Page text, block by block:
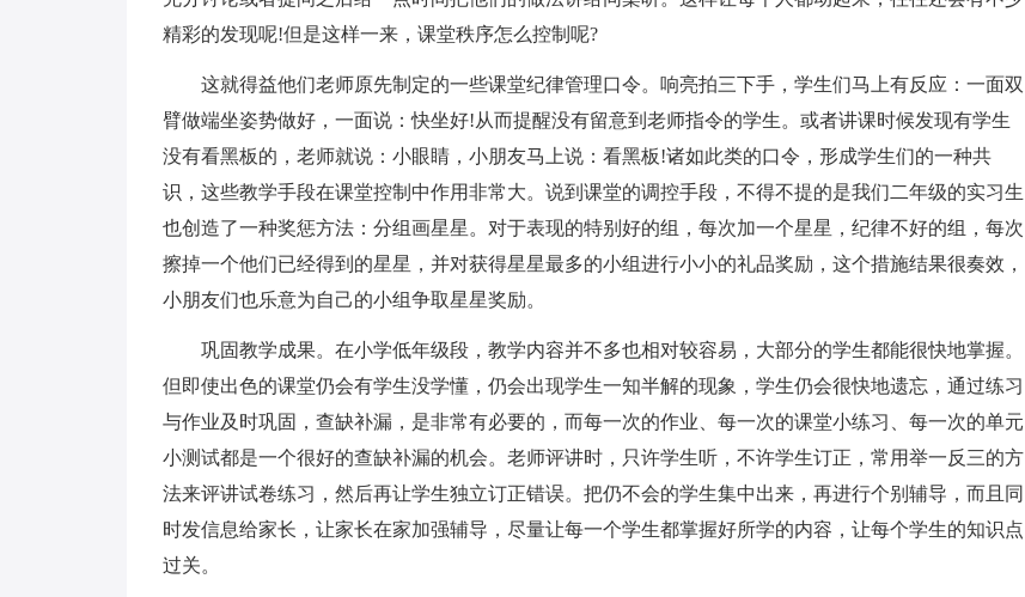
精彩的发现呢!但是这样一来，课堂秩序怎么控制呢?
这就得益他们老师原先制定的一些课堂纪律管理口令。响亮拍三下手，学生们马上有反应：一面双
臂做端坐姿势做好，一面说：快坐好!从而提醒没有留意到老师指令的学生。或者讲课时候发现有学生
没有看黑板的，老师就说：小眼睛，小朋友马上说：看黑板!诸如此类的口令，形成学生们的一种共
识，这些教学手段在课堂控制中作用非常大。说到课堂的调控手段，不得不提的是我们二年级的实习生
也创造了一种奖惩方法：分组画星星。对于表现的特别好的组，每次加一个星星，纪律不好的组，每次
擦掉一个他们已经得到的星星，并对获得星星最多的小组进行小小的礼品奖励，这个措施结果很奏效，
小朋友们也乐意为自己的小组争取星星奖励。
巩固教学成果。在小学低年级段，教学内容并不多也相对较容易，大部分的学生都能很快地掌握。
但即使出色的课堂仍会有学生没学懂，仍会出现学生一知半解的现象，学生仍会很快地遗忘，通过练习
与作业及时巩固，查缺补漏，是非常有必要的，而每一次的作业、每一次的课堂小练习、每一次的单元
小测试都是一个很好的查缺补漏的机会。老师评讲时，只许学生听，不许学生订正，常用举一反三的方
法来评讲试卷练习，然后再让学生独立订正错误。把仍不会的学生集中出来，再进行个别辅导，而且同
时发信息给家长，让家长在家加强辅导，尽量让每一个学生都掌握好所学的内容，让每个学生的知识点
过关。